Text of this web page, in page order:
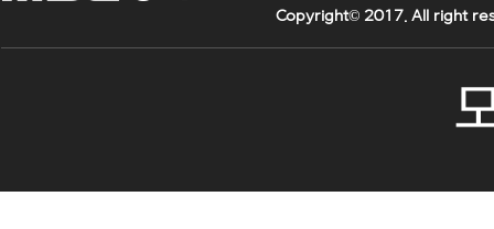
Copyright© 2017. All right